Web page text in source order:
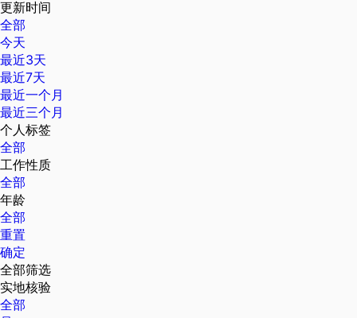
更新时间
全部
今天
最近3天
最近7天
最近一个月
最近三个月
个人标签
全部
工作性质
全部
年龄
全部
重置
确定
全部筛选
实地核验
全部